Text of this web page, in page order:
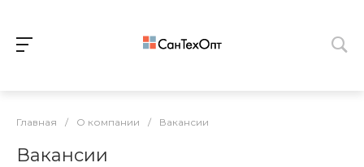
Главная / О компании / Вакансии
Вакансии